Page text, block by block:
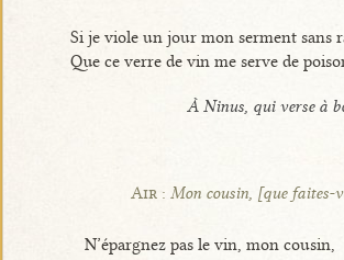
Si je viole un jour mon serment sans
Que ce verre de vin me serve de
À Ninus, qui verse à
Air : Mon cousin, [que faites-
N’épargnez pas le vin, mon cousin,